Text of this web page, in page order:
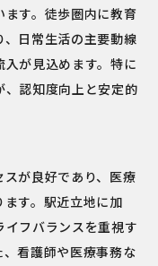
す。徒歩圏内に教育
日常生活の主要動線
が見込めます。特に
認知度向上と安定的
が良好であり、医療
す。駅近立地に加
フバランスを重視す
看護師や医療事務な